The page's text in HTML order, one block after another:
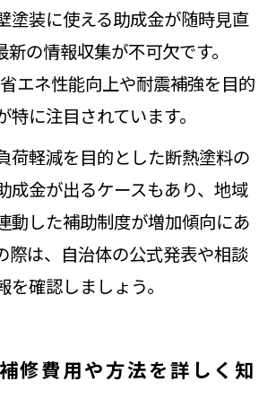
塗装に使える助成金が随時見直
新の情報収集が不可欠です。
エネ性能向上や耐震補強を目的
特に注目されています。
荷軽減を目的とした断熱塗料の
成金が出るケースもあり、地域
動した補助制度が増加傾向にあ
際は、自治体の公式発表や相談
を確認しましょう。
修費用や方法を詳しく知